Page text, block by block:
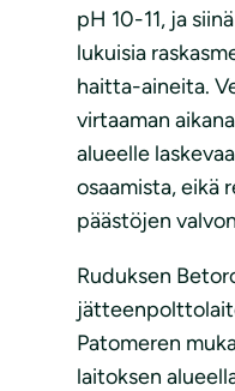
pH 10-11, ja
lukuisia
haitta-aineita.
virtaaman
alueelle
osaamista, eikä
päästöjen
Ruduksen
Patomeren
laitoksen